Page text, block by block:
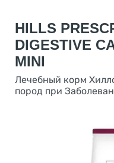
HILLS
DIGESTIVE
MINI
Лечебный корм
пород при